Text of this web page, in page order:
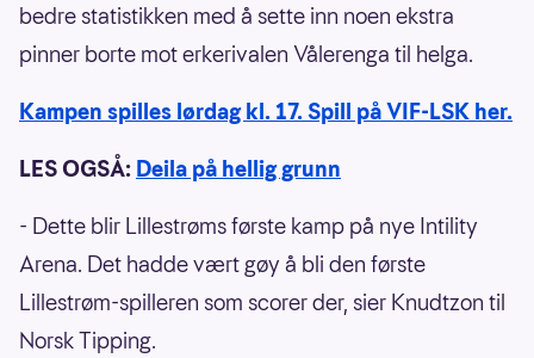
bedre statistikken med å sette inn noen ekstra
pinner borte mot erkerivalen Vålerenga til helga.
Kampen spilles lørdag kl. 17. Spill på VIF-LSK her.
LES OGSÅ: Deila på hellig grunn
- Dette blir Lillestrøms første kamp på nye Intility
Arena. Det hadde vært gøy å bli den første
Lillestrøm-spilleren som scorer der, sier Knudtzon til
Norsk Tipping.